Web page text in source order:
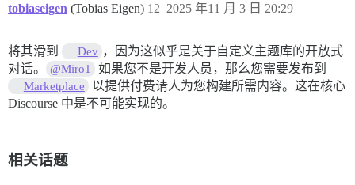
tobiaseigen (Tobias Eigen) 2025 年11 月 3 日 20:29
12
将其滑到 Dev ，因为这似乎是关于自定义主题库的开放式
对话。
@Miro1 如果您不是开发人员，那么您需要发布到
Marketplace
以提供付费请人为您构建所需内容。这在核心
Discourse 中是不可能实现的。
相关话题